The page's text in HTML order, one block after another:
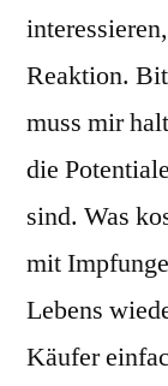
Reaktion.
muss mir
die
sind. Was
mit
Lebens
Käufer